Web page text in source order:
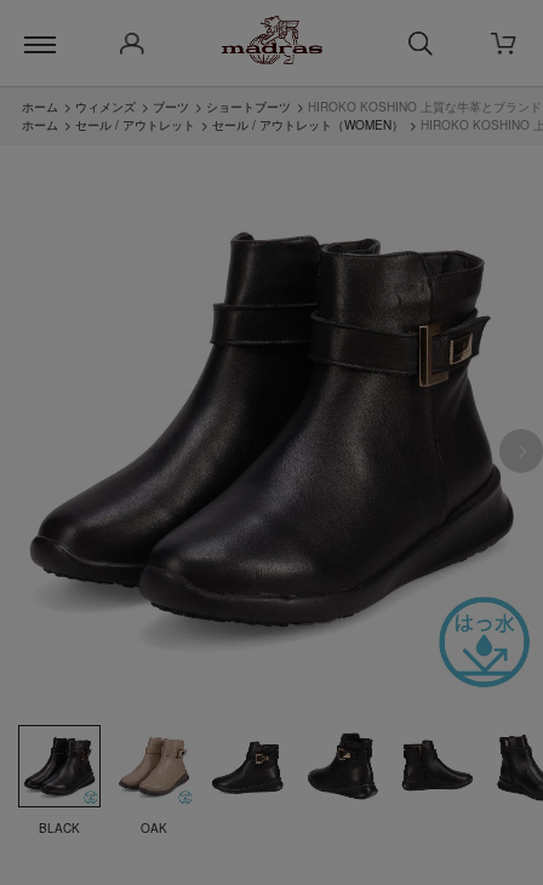
ホーム > ウィメンズ > ブーツ > ショートブーツ > HIROKO KOSHINO 上質な牛革とブラ
ホーム > セール / アウトレット > セール / アウトレット（WOMEN） > HIROKO KOSHINO
BLACK OAK